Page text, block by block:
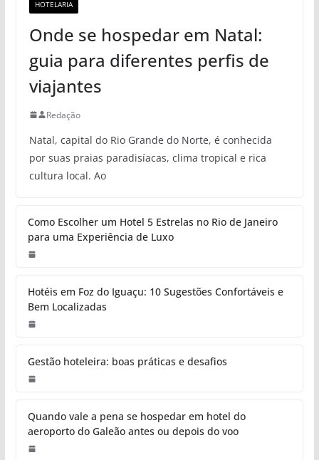
HOTELARIA
Onde se hospedar em Natal:
guia para diferentes perfis de
viajantes
Redação
Natal, capital do Rio Grande do Norte, é conhecida
por suas praias paradisíacas, clima tropical e rica
cultura local. Ao
Como Escolher um Hotel 5 Estrelas no Rio de Janeiro
para uma Experiência de Luxo
Hotéis em Foz do Iguaçu: 10 Sugestões Confortáveis e
Bem Localizadas
Gestão hoteleira: boas práticas e desafios
Quando vale a pena se hospedar em hotel do
aeroporto do Galeão antes ou depois do voo